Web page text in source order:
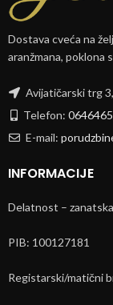
Dostava cveća na
aranžmana, poklona
Avijatičarski trg
Telefon:
E-mail:
INFORMACIJE
Delatnost –
PIB: 100127181
Registarski/matični